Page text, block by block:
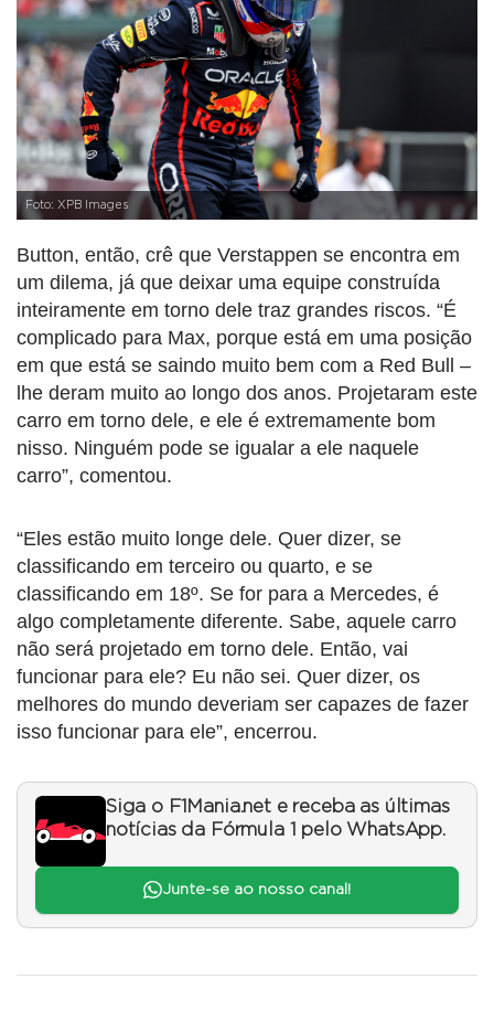
Foto: XPB Images
Button, então, crê que Verstappen se encontra em
um dilema, já que deixar uma equipe construída
inteiramente em torno dele traz grandes riscos. “É
complicado para Max, porque está em uma posição
em que está se saindo muito bem com a Red Bull –
lhe deram muito ao longo dos anos. Projetaram este
carro em torno dele, e ele é extremamente bom
nisso. Ninguém pode se igualar a ele naquele
carro”, comentou.
“Eles estão muito longe dele. Quer dizer, se
classificando em terceiro ou quarto, e se
classificando em 18º. Se for para a Mercedes, é
algo completamente diferente. Sabe, aquele carro
não será projetado em torno dele. Então, vai
funcionar para ele? Eu não sei. Quer dizer, os
melhores do mundo deveriam ser capazes de fazer
isso funcionar para ele”, encerrou.
Siga o F1Mania.net e receba as últimas
notícias da Fórmula 1 pelo WhatsApp.
Junte-se ao nosso canal!